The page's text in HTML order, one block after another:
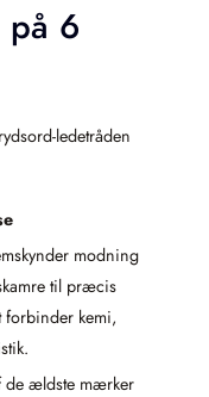
på 6
ledetråden
modning
til præcis
forbinder kemi,
de ældste mærker